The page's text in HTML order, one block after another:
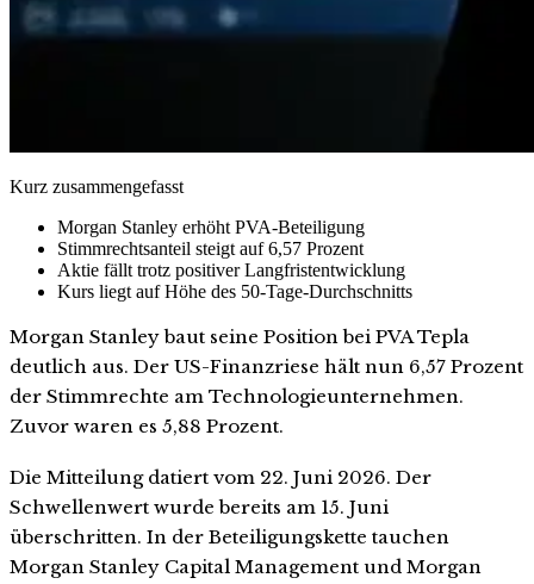
Kurz zusammengefasst
Morgan Stanley erhöht PVA-Beteiligung
Stimmrechtsanteil steigt auf 6,57 Prozent
Aktie fällt trotz positiver Langfristentwicklung
Kurs liegt auf Höhe des 50-Tage-Durchschnitts
Morgan Stanley baut seine Position bei PVA Tepla
deutlich aus. Der US-Finanzriese hält nun 6,57 Prozent
der Stimmrechte am Technologieunternehmen.
Zuvor waren es 5,88 Prozent.
Die Mitteilung datiert vom 22. Juni 2026. Der
Schwellenwert wurde bereits am 15. Juni
überschritten. In der Beteiligungskette tauchen
Morgan Stanley Capital Management und Morgan